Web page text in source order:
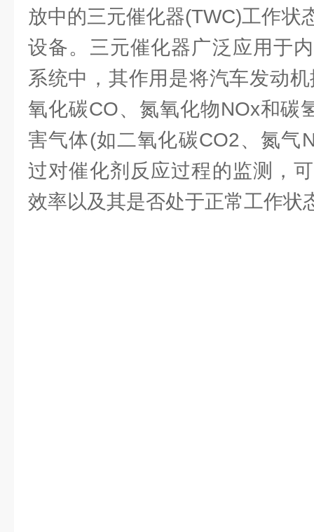
放中的三元催化器(TWC)工作状
设备。三元催化器广泛应用于
系统中，其作用是将汽车发动
氧化碳CO、氮氧化物NOx和碳
害气体(如二氧化碳CO2、氮气
过对催化剂反应过程的监测，
效率以及其是否处于正常工作状